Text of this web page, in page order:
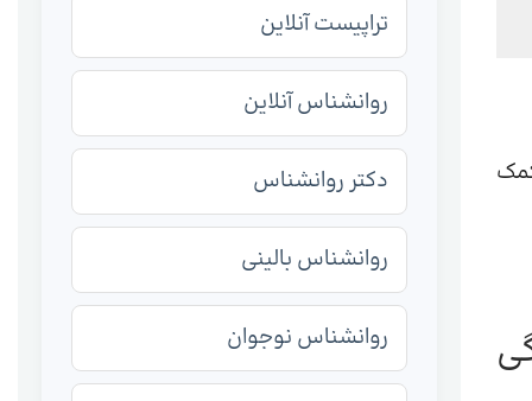
تراپیست آنلاین
روانشناس آنلاین
دکتر روانشناس
روانشناس بالینی
روانشناس نوجوان